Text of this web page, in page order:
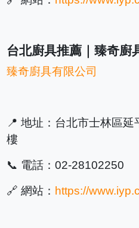
台北廚具推薦｜臻奇廚
臻奇廚具有限公司
📍 地址：台北市士林區
樓
📞 電話：02-28102250
🔗 網站： https://